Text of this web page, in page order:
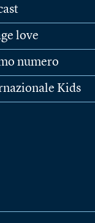
love
numero
Kids